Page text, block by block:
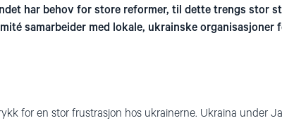
har behov for store reformer, til dette trengs stor
samarbeider med lokale, ukrainske organisasjoner
for en stor frustrasjon hos ukrainerne. Ukraina under